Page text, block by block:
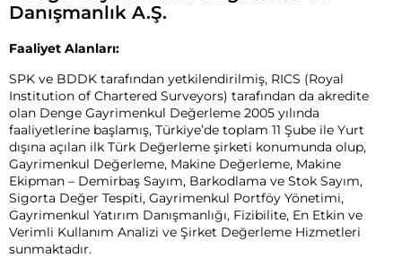
Danışmanlık A.Ş.
Faaliyet Alanları:
SPK ve BDDK tarafından yetkilendirilmiş, RICS (Royal
Institution of Chartered Surveyors) tarafından da akredite
olan Denge Gayrimenkul Değerleme 2005 yılında
faaliyetlerine başlamış, Türkiye’de toplam 11 Şube ile Yurt
dışına açılan ilk Türk Değerleme şirketi konumunda olup,
Gayrimenkul Değerleme, Makine Değerleme, Makine
Ekipman – Demirbaş Sayım, Barkodlama ve Stok Sayım,
Sigorta Değer Tespiti, Gayrimenkul Portföy Yönetimi,
Gayrimenkul Yatırım Danışmanlığı, Fizibilite, En Etkin ve
Verimli Kullanım Analizi ve Şirket Değerleme Hizmetleri
sunmaktadır.